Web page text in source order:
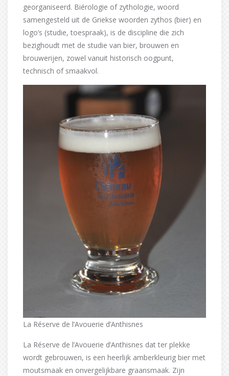
georganiseerd. Biérologie of zythologie, woord
samengesteld uit de Griekse woorden zythos (bier) en
logo’s (studie, toespraak), is de discipline die zich
bezighoudt met de studie van bier, brouwen en
brouwerijen, zowel vanuit historisch oogpunt,
technisch of smaakvol.
La Réserve de l’Avouerie d’Anthisnes
La Réserve de l’Avouerie d’Anthisnes dat ter plekke
wordt gebrouwen, is een heerlijk amberkleurig bier met
moutsmaak en onvergelijkbare graansmaak. Zijn